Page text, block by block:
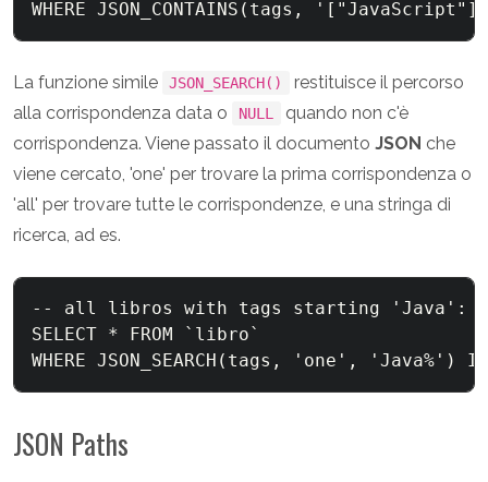
La funzione simile JSON_SEARCH()
restituisce il percorso
alla corrispondenza data o
NULL
quando non c'è
corrispondenza. Viene passato il documento JSON che
viene cercato, 'one' per trovare la prima corrispondenza o
'all' per trovare tutte le corrispondenze, e una stringa di
ricerca, ad es.
-- all libros with tags starting 'Java':
SELECT * FROM `libro`
JSON Paths